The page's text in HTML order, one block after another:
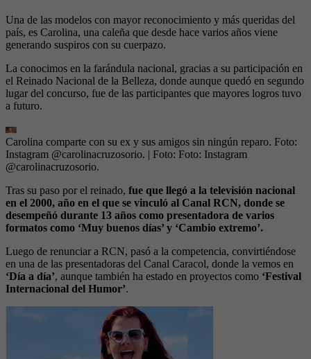
Una de las modelos con mayor reconocimiento y más queridas del
país, es Carolina, una caleña que desde hace varios años viene
generando suspiros con su cuerpazo.
La conocimos en la farándula nacional, gracias a su participación en
el Reinado Nacional de la Belleza, donde aunque quedó en segundo
lugar del concurso, fue de las participantes que mayores logros tuvo
a futuro.
Carolina comparte con su ex y sus amigos sin ningún reparo. Foto:
Instagram @carolinacruzosorio. | Foto: Foto: Instagram
@carolinacruzosorio.
Tras su paso por el reinado, fue que llegó a la televisión nacional
en el 2000, año en el que se vinculó al Canal RCN, donde se
desempeñó durante 13 años como presentadora de varios
formatos como ‘Muy buenos días’ y ‘Cambio extremo’.
Luego de renunciar a RCN, pasó a la competencia, convirtiéndose
en una de las presentadoras del Canal Caracol, donde la vemos en
‘Día a día’, aunque también ha estado en proyectos como ‘Festival
Internacional del Humor’.